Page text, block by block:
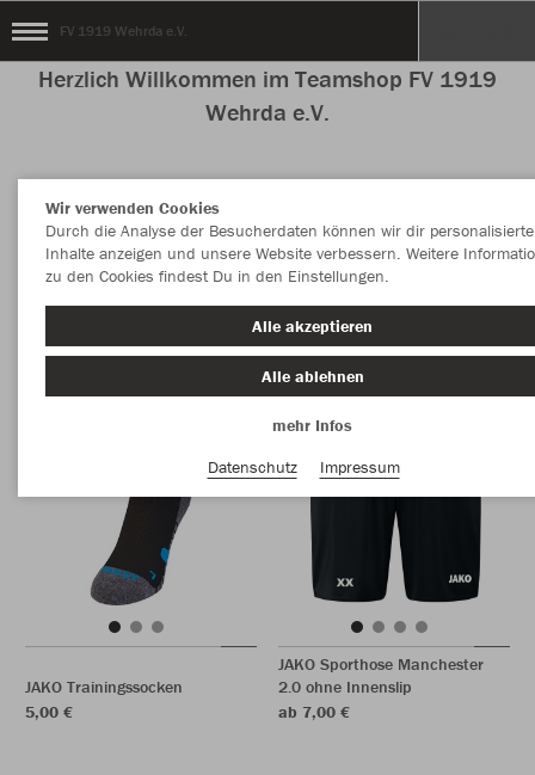
FV 1919 Wehrda e.V.
Herzlich Willkommen im Teamshop FV 1919
Wehrda e.V.
Nachhaltig Farbe
JAKO Trainingssocken
5,00 €
JAKO Sporthose Manchester
2.0 ohne Innenslip
ab 7,00 €
Wir verwenden Cookies
Durch die Analyse der Besucherdaten können wir dir personalisierte
Inhalte anzeigen und unsere Website verbessern. Weitere
zu den Cookies findest Du in den Einstellungen.
Alle akzeptieren
Alle ablehnen
mehr Infos
Datenschutz
Impressum